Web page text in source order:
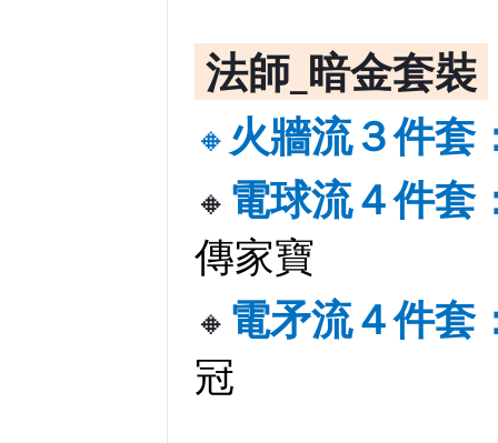
法師_暗金套裝
🔸 火牆流３件套
🔸 電球流４件套
傳家寶
🔸 電矛流４件套
冠